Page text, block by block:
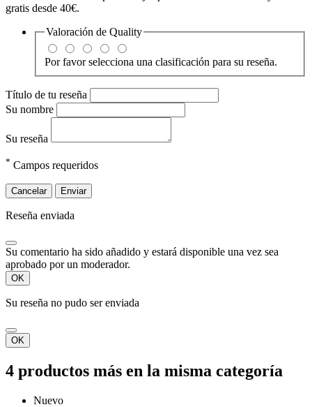
gratis desde 40€.
Valoración de Quality
Por favor selecciona una clasificación para su reseña.
Título de tu reseña
Su nombre
Su reseña
* Campos requeridos
Cancelar Enviar
Reseña enviada
Su comentario ha sido añadido y estará disponible una vez sea
aprobado por un moderador.
OK
Su reseña no pudo ser enviada
OK
4 productos más en la misma categoría
Nuevo